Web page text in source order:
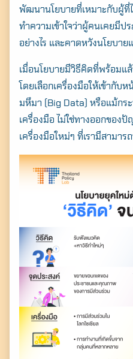
พัฒนานโยบายที่เหมาะกับผู้ที่
ทำความเข้าใจว่าผู้คนเคยมี
อย่างไร และคาดหวังนโยบา
เมื่อนโยบายมีวิธีคิดที่พร้อมแ
โดยเลือกเครื่องมือให้เข้ากับ
มหึมา (Big Data) หรือแม้กระ
เครื่องมือ ไม่ใช่ทางออกของ
เครื่องมือใหม่ๆ ที่เรามีสามาร